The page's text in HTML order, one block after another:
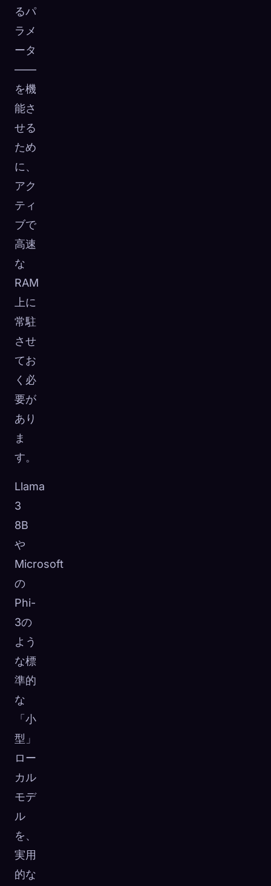
るパ
ラメ
ータ
——
を機
能さ
せる
ため
に、
アク
ティ
ブで
高速
な
RAM
上に
常駐
させ
てお
く必
要が
あり
ま
す。
Llama
3
8B
や
Microsoft
の
Phi-
3の
よう
な標
準的
な
「小
型」
ロー
カル
モデ
ル
を、
実用
的な